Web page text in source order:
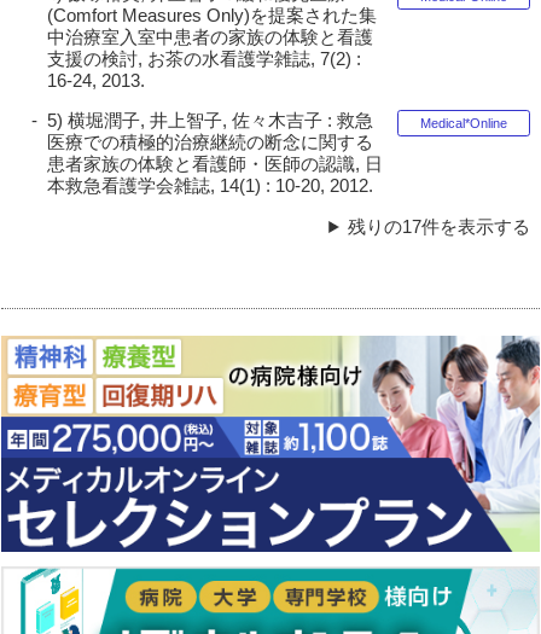
(Comfort Measures Only)を提案された集
中治療室入室中患者の家族の体験と看護
支援の検討, お茶の水看護学雑誌, 7(2) :
16-24, 2013.
5) 横堀潤子, 井上智子, 佐々木吉子 : 救急
医療での積極的治療継続の断念に関する
患者家族の体験と看護師・医師の認識, 日
本救急看護学会雑誌, 14(1) : 10-20, 2012.
Medical*Online
残りの17件を表示する